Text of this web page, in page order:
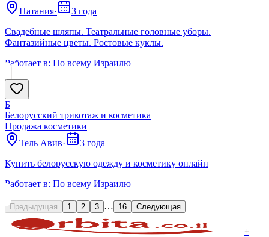
Натания·
3 года
Свадебные шляпы. Театральные головные уборы.
Фантазийные цветы. Ростовые куклы.
Работает в: По всему Израилю
Б
Белорусский трикотаж и косметика
Продажа косметики
Тель Авив·
3 года
Купить белорусскую одежду и косметику онлайн
Работает в: По всему Израилю
Предыдущая 1 2 3 … 16 Следующая
+